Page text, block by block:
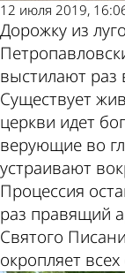
12 июля 2019,
Дорожку из
выстилают раз
Существует
церкви идет
верующие во
устраивают
Процессия
раз правящий
Святого
окропляет